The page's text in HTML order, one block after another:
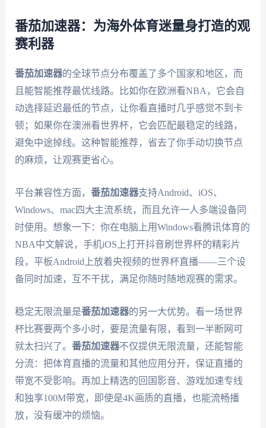
番茄加速器：为海外体育迷量身打造的观
赛利器
番茄加速器的全球节点分布覆盖了多个国家和地区，而
且能智能推荐最优线路。比如你在欧洲看NBA，它会自
动选择延迟最低的节点，让你看直播时几乎感觉不到卡
顿；如果你在澳洲看世界杯，它会匹配最稳定的线路，
避免中途掉线。这种智能推荐，省去了你手动切换节点
的麻烦，让观赛更省心。
平台兼容性方面， 番茄加速器支持Android、iOS、
Windows、mac四大主流系统，而且允许一人多端设备同
时使用。想象一下：你在电脑上用Windows看腾讯体育的
NBA中文解说，手机iOS上打开抖音刷世界杯的精彩片
段，平板Android上放着央视频的世界杯直播——三个设
备同时加速，互不干扰，满足你随时随地观赛的需求。
稳定无限流量是番茄加速器的另一大优势。看一场世界
杯比赛要两个多小时，要是流量有限，看到一半断网可
就太扫兴了。 番茄加速器不仅提供无限流量，还能智能
分流：把体育直播的流量和其他应用分开，保证直播的
带宽不受影响。再加上精选的回国影音、游戏加速专线
和独享100M带宽，即使是4K画质的直播，也能流畅播
放，没有缓冲的烦恼。